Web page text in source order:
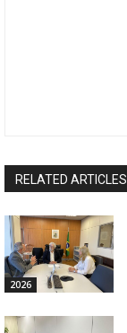
RELATED ARTICLES
2026